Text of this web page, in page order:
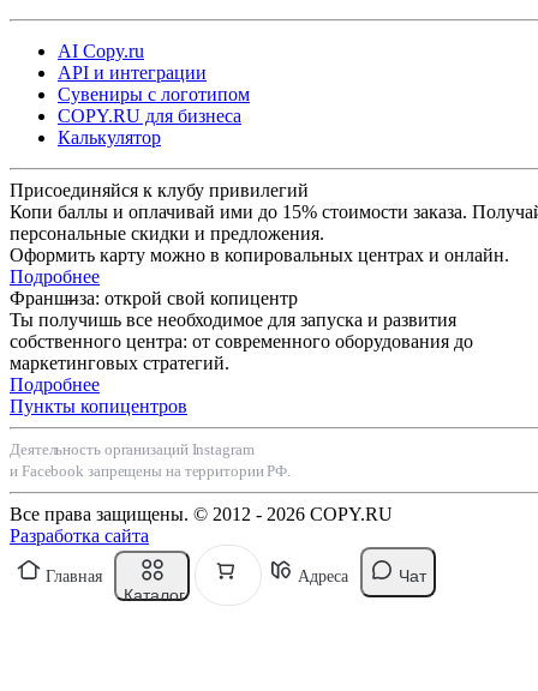
AI Copy.ru
API и интеграции
Сувениры с логотипом
COPY.RU для бизнеса
Калькулятор
Присоединяйся к клубу привилегий
Копи баллы и оплачивай ими до 15% стоимости заказа.
персональные скидки и предложения.
Оформить карту можно в копировальных центрах и онлайн.
Подробнее
Франшиза: открой свой копицентр
Ты получишь все необходимое для запуска и развития
собственного центра: от современного оборудования до
маркетинговых стратегий.
Подробнее
Пункты копицентров
Деятельность организаций Instagram
и Facebook запрещены на территории РФ.
Все права защищены. © 2012 - 2026 COPY.RU
Разработка сайта
Главная
Каталог
Адреса Чат